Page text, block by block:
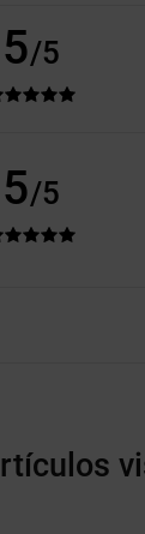
5/5
5/5